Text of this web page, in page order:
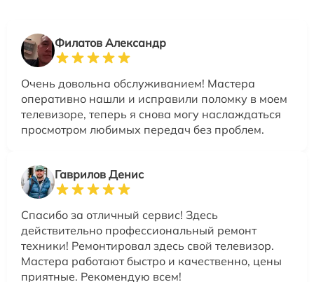
Филатов Александр
Очень довольна обслуживанием! Мастера
оперативно нашли и исправили поломку в моем
телевизоре, теперь я снова могу наслаждаться
просмотром любимых передач без проблем.
Гаврилов Денис
Спасибо за отличный сервис! Здесь
действительно профессиональный ремонт
техники! Ремонтировал здесь свой телевизор.
Мастера работают быстро и качественно, цены
приятные. Рекомендую всем!